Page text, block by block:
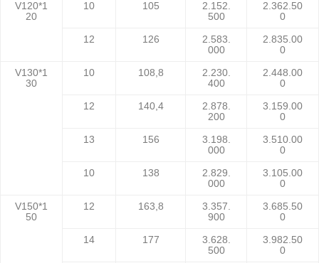
V120*1
20
10 105
2.152.
500
2.362.50
0
12 126
2.583.
000
2.835.00
0
V130*1
30
10 108,8
2.230.
400
2.448.00
0
12 140,4
2.878.
200
3.159.00
0
13 156
3.198.
000
3.510.00
0
10 138
2.829.
000
3.105.00
0
V150*1
50
12 163,8
3.357.
900
3.685.50
0
14 177
3.628.
500
3.982.50
0